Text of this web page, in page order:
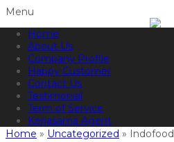
Menu
Home
About Us
Company Profile
Happy Customer
Contact Us
Testimonial
Term of Service
Kerjasama Agent
Informasi lebih lanjut?
Indofood
27 July 2018 457x
Home » Uncategorized » Indofood